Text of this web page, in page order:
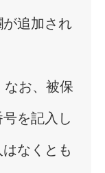
追加され
なお、被保
を記入し
なくとも